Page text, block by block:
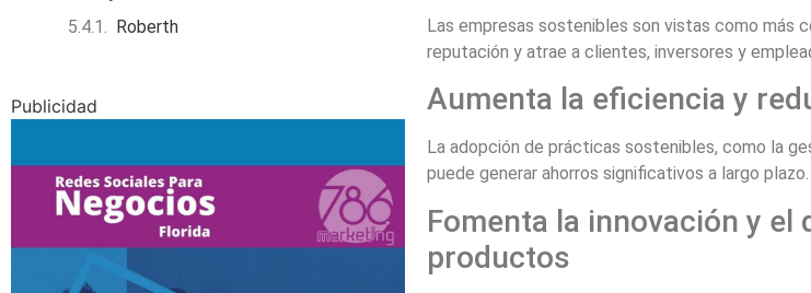
Roberth
Publicidad
Las empresas sostenibles son vistas como más
reputación y atrae a clientes, inversores y
Aumenta la eficiencia y
La adopción de prácticas sostenibles, como la
puede generar ahorros significativos a largo plazo.
Fomenta la innovación y el
productos